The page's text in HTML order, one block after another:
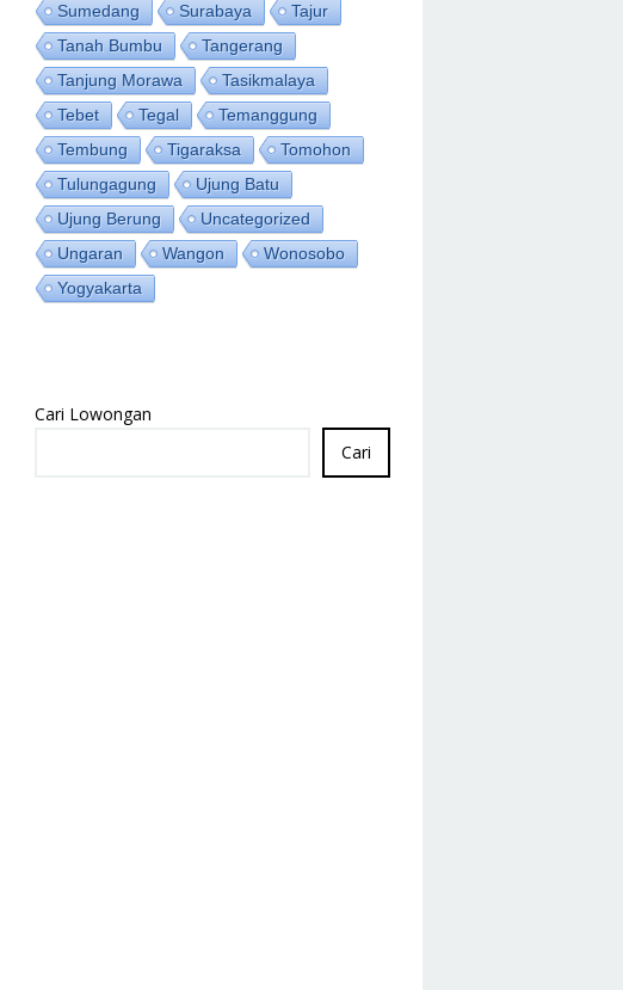
Sumedang
Surabaya
Tajur
Tanah Bumbu
Tangerang
Tanjung Morawa
Tasikmalaya
Tebet
Tegal
Temanggung
Tembung
Tigaraksa
Tomohon
Tulungagung
Ujung Batu
Ujung Berung
Uncategorized
Ungaran
Wangon
Wonosobo
Yogyakarta
Cari Lowongan
Cari